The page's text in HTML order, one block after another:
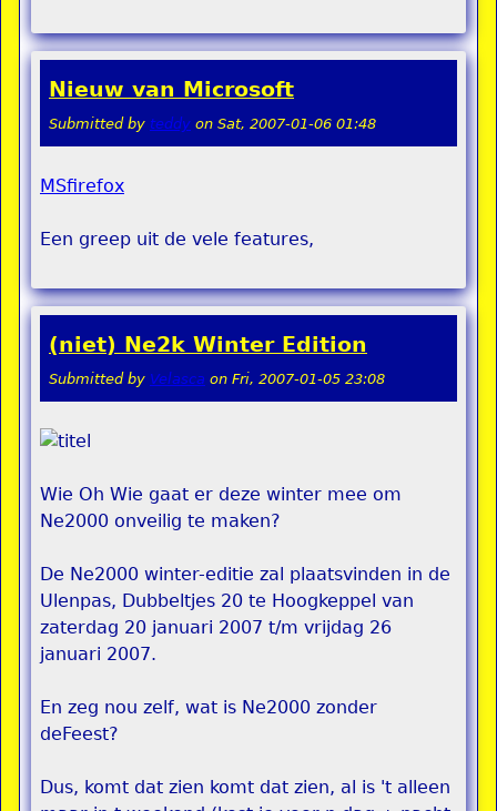
Nieuw van Microsoft
Submitted by teddy on Sat, 2007-01-06 01:48
MSfirefox
Een greep uit de vele features,
(niet) Ne2k Winter Edition
Submitted by Velasca on Fri, 2007-01-05 23:08
Wie Oh Wie gaat er deze winter mee om
Ne2000 onveilig te maken?
De Ne2000 winter-editie zal plaatsvinden in de
Ulenpas, Dubbeltjes 20 te Hoogkeppel van
zaterdag 20 januari 2007 t/m vrijdag 26
januari 2007.
En zeg nou zelf, wat is Ne2000 zonder
deFeest?
Dus, komt dat zien komt dat zien, al is 't alleen